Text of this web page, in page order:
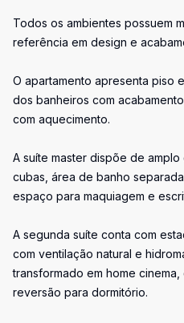
Todos os ambientes possuem
referência em design e
O apartamento apresenta piso
dos banheiros com
com aquecimento.
A suíte master dispõe de
cubas, área de banho
espaço para maquiagem e
A segunda suíte conta com
com ventilação natural e
transformado em home
reversão para dormitório.